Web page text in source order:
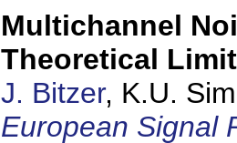
Multichannel
Theoretical
J. Bitzer, K.U.
European Signal